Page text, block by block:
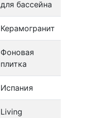
для бассейна
Керамогранит
Фоновая
плитка
Испания
Living